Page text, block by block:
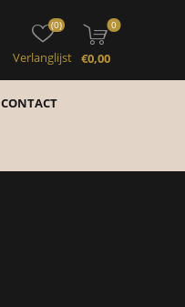
Verlanglijst
(0) 0
€0,00
CONTACT